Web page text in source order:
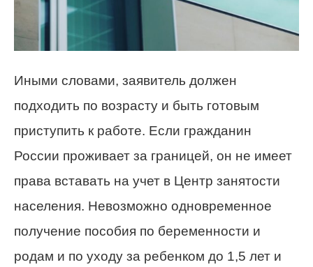
Иными словами, заявитель должен
подходить по возрасту и быть готовым
приступить к работе. Если гражданин
России проживает за границей, он не имеет
права вставать на учет в Центр занятости
населения. Невозможно одновременное
получение пособия по беременности и
родам и по уходу за ребенком до 1,5 лет и